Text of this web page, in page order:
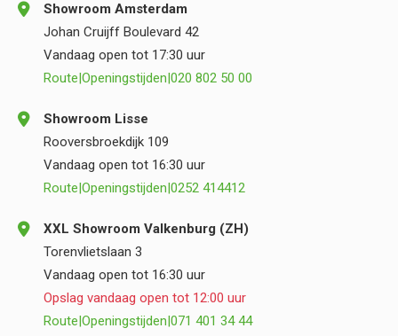
Showroom Amsterdam
Johan Cruijff Boulevard 42
Vandaag open tot 17:30 uur
Route|Openingstijden|020 802 50 00
Showroom Lisse
Rooversbroekdijk 109
Vandaag open tot 16:30 uur
Route|Openingstijden|0252 414412
XXL Showroom Valkenburg (ZH)
Torenvlietslaan 3
Vandaag open tot 16:30 uur
Opslag vandaag open tot 12:00 uur
Route|Openingstijden|071 401 34 44